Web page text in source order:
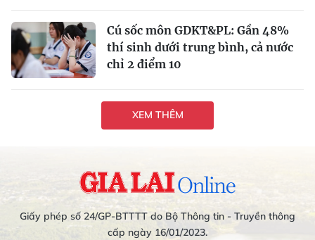
Cú sốc môn GDKT&PL: Gần 48%
thí sinh dưới trung bình, cả nước
chỉ 2 điểm 10
XEM THÊM
Giấy phép số 24/GP-BTTTT do Bộ Thông tin - Truyền thông
cấp ngày 16/01/2023.